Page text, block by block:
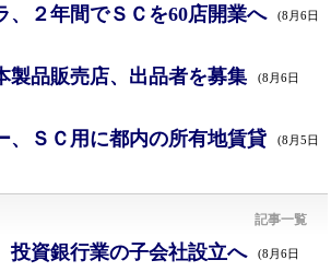
、２年間でＳＣを60店開業へ (8月6日
製品販売店、出品者を募集 (8月6日
、ＳＣ用に都内の所有地賃貸 (8月5日
記事一覧
投資銀行業の子会社設立へ (8月6日